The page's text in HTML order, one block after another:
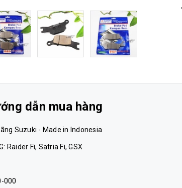
dẫn mua hàng
Suzuki - Made in Indonesia
Raider Fi, Satria Fi, GSX
000